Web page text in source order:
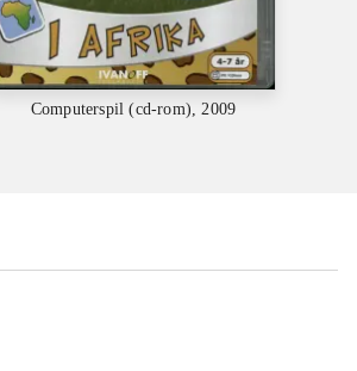
Computerspil (cd-rom), 2009